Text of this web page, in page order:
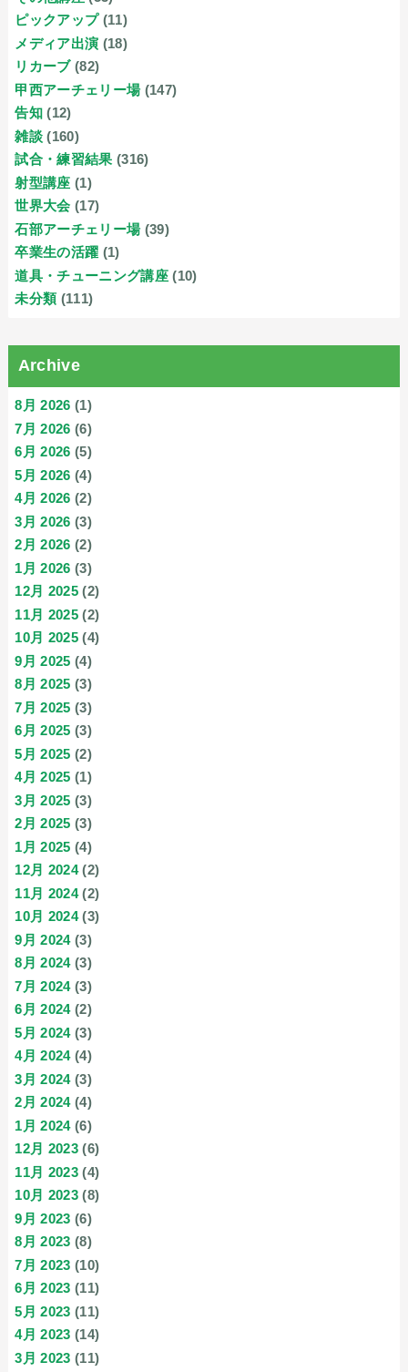
ピックアップ (11)
メディア出演 (18)
リカーブ (82)
甲西アーチェリー場 (147)
告知 (12)
雑談 (160)
試合・練習結果 (316)
射型講座 (1)
世界大会 (17)
石部アーチェリー場 (39)
卒業生の活躍 (1)
道具・チューニング講座 (10)
未分類 (111)
Archive
8月 2026 (1)
7月 2026 (6)
6月 2026 (5)
5月 2026 (4)
4月 2026 (2)
3月 2026 (3)
2月 2026 (2)
1月 2026 (3)
12月 2025 (2)
11月 2025 (2)
10月 2025 (4)
9月 2025 (4)
8月 2025 (3)
7月 2025 (3)
6月 2025 (3)
5月 2025 (2)
4月 2025 (1)
3月 2025 (3)
2月 2025 (3)
1月 2025 (4)
12月 2024(2)
11月 2024(2)
10月 2024(3)
9月 2024(3)
8月 2024(3)
7月 2024(3)
6月 2024(2)
5月 2024(3)
4月 2024(4)
3月 2024(3)
2月 2024(4)
1月 2024(6)
12月 2023 (6)
11月 2023 (4)
10月 2023 (8)
9月 2023 (6)
8月 2023 (8)
7月 2023 (10)
6月 2023 (11)
5月 2023 (11)
4月 2023 (14)
3月 2023 (11)